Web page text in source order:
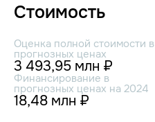
Стоимость
Оценка полной стоимости в
прогнозных ценах
3 493,95 млн ₽
Финансирование в
прогнозных ценах на 2024
18,48 млн ₽